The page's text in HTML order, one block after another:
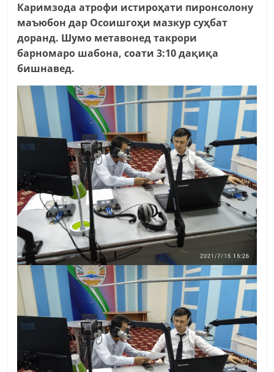
Каримзода атрофи истироҳати пиронсолону
маъюбон дар Осоишгоҳи мазкур суҳбат
доранд. Шумо метавонед такрори
барномаро шабона, соати 3:10 дақиқа
бишнавед.